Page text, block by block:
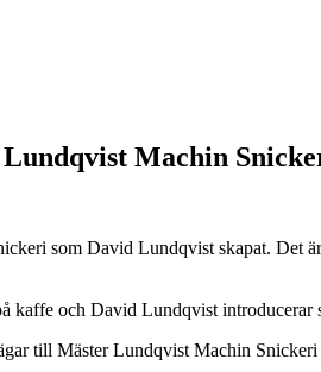
Machin
som David Lundqvist skapat. Det
kaffe och David Lundqvist introducerar
till Mäster Lundqvist Machin Snickeri